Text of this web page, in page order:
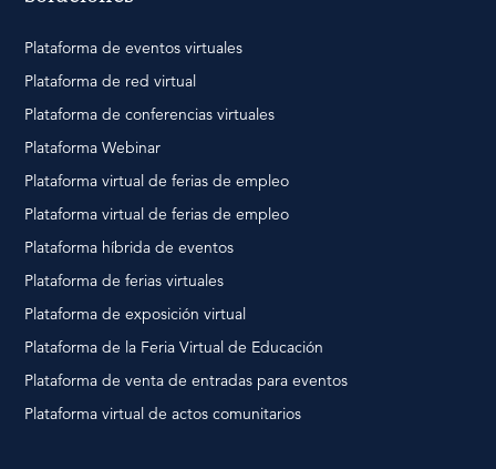
Plataforma de eventos virtuales
Plataforma de red virtual
Plataforma de conferencias virtuales
Plataforma Webinar
Plataforma virtual de ferias de empleo
Plataforma virtual de ferias de empleo
Plataforma híbrida de eventos
Plataforma de ferias virtuales
Plataforma de exposición virtual
Plataforma de la Feria Virtual de Educación
Plataforma de venta de entradas para eventos
Plataforma virtual de actos comunitarios